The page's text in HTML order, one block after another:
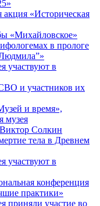
акция «Историческая
«Михайловское»
в прологе
участвуют в
и участников их
и время»,
музея
Виктор Солкин
тела в Древнем
участвуют в
конференция
практики»
приняли участие во